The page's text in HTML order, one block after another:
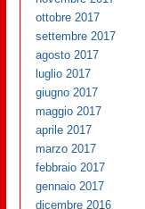
ottobre 2017
settembre 2017
agosto 2017
luglio 2017
giugno 2017
maggio 2017
aprile 2017
marzo 2017
febbraio 2017
gennaio 2017
dicembre 2016